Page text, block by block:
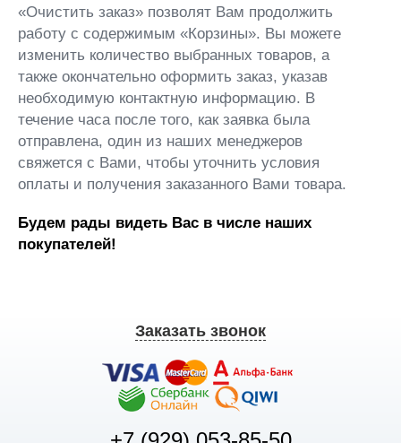
«Очистить заказ» позволят Вам продолжить
работу с содержимым «Корзины». Вы можете
изменить количество выбранных товаров, а
также окончательно оформить заказ, указав
необходимую контактную информацию. В
течение часа после того, как заявка была
отправлена, один из наших менеджеров
свяжется с Вами, чтобы уточнить условия
оплаты и получения заказанного Вами товара.
Будем рады видеть Вас в числе наших
покупателей!
Заказать звонок